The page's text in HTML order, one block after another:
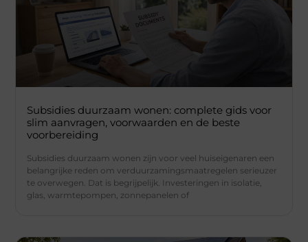
Subsidies duurzaam wonen: complete gids voor
slim aanvragen, voorwaarden en de beste
voorbereiding
Subsidies duurzaam wonen zijn voor veel huiseigenaren een
belangrijke reden om verduurzamingsmaatregelen serieuzer
te overwegen. Dat is begrijpelijk. Investeringen in isolatie,
glas, warmtepompen, zonnepanelen of